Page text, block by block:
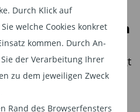
Durch Klick auf
welche Cookies konkret
kommen. Durch An-
der Verarbeitung Ihrer
zu dem jeweiligen Zweck
Rand des Browserfensters
Rekordvolumen
aus Mischfonds steigt
laut Pro
Gefragt sind